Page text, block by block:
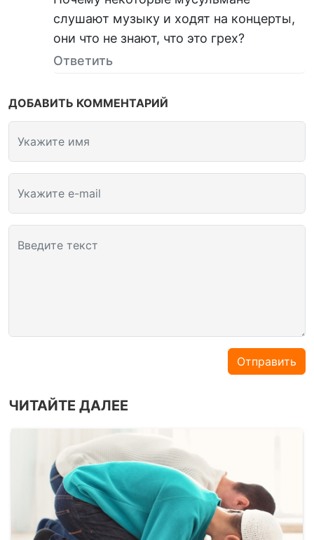
слушают музыку и ходят на концерты,
они что не знают, что это грех?
Ответить
ДОБАВИТЬ КОММЕНТАРИЙ
Укажите имя
Укажите e-mail
Введите текст
Отправить
ЧИТАЙТЕ ДАЛЕЕ